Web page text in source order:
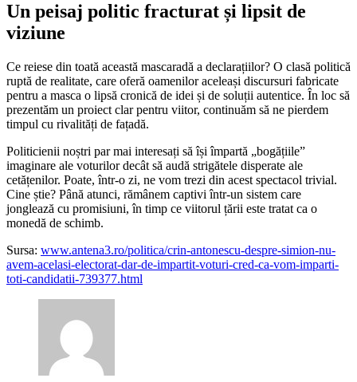
Un peisaj politic fracturat și lipsit de
viziune
Ce reiese din toată această mascaradă a declarațiilor? O clasă politică
ruptă de realitate, care oferă oamenilor aceleași discursuri fabricate
pentru a masca o lipsă cronică de idei și de soluții autentice. În loc să
prezentăm un proiect clar pentru viitor, continuăm să ne pierdem
timpul cu rivalități de fațadă.
Politicienii noștri par mai interesați să își împartă „bogățiile”
imaginare ale voturilor decât să audă strigătele disperate ale
cetățenilor. Poate, într-o zi, ne vom trezi din acest spectacol trivial.
Cine știe? Până atunci, rămânem captivi într-un sistem care
jonglează cu promisiuni, în timp ce viitorul țării este tratat ca o
monedă de schimb.
Sursa: www.antena3.ro/politica/crin-antonescu-despre-simion-nu-
avem-acelasi-electorat-dar-de-impartit-voturi-cred-ca-vom-imparti-
toti-candidatii-739377.html